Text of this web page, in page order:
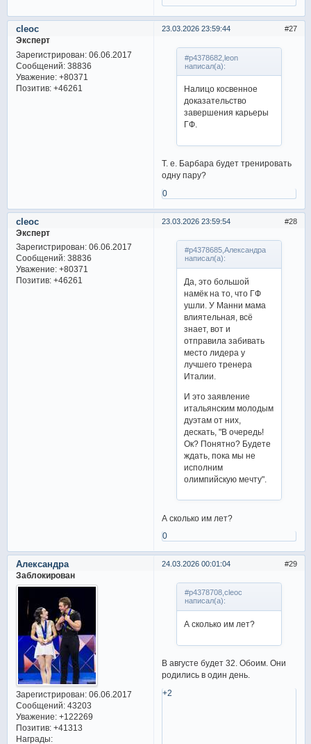
27
23.03.2026 23:59:44
cleoc
Эксперт
Зарегистрирован: 06.06.2017
Сообщений:38836
Уважение: +80371
Позитив: +46261
#p4378682,leon
написал(а):
Налицо косвенное
доказательство
завершения карьеры
ГФ.
Т. е. Барбара будет тренировать
одну пару?
0
28
23.03.2026 23:59:54
cleoc
Эксперт
Зарегистрирован: 06.06.2017
Сообщений:38836
Уважение: +80371
Позитив: +46261
#p4378685,Александра
написал(а):
Да, это большой
намёк на то, что ГФ
ушли. У Манни мама
влиятельная, всё
знает, вот и
отправила забивать
место лидера у
лучшего тренера
Италии.
И это заявление
итальянским молодым
дуэтам от них,
дескать, "В очередь!
Ок? Понятно? Будете
ждать, пока мы не
исполним
олимпийскую мечту".
А сколько им лет?
0
29
24.03.2026 00:01:04
Александра
Заблокирован
Зарегистрирован: 06.06.2017
Сообщений:43203
Уважение: +122269
Позитив: +41313
Награды:
#p4378708,cleoc
написал(а):
А сколько им лет?
В августе будет 32. Обоим. Они
родились в один день.
+2